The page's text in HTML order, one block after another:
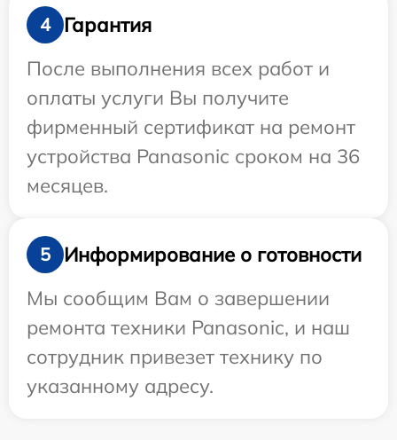
4
Гарантия
После выполнения всех работ и
оплаты услуги Вы получите
фирменный сертификат на ремонт
устройства Panasonic сроком на 36
месяцев.
5
Информирование о готовности
Мы сообщим Вам о завершении
ремонта техники Panasonic, и наш
сотрудник привезет технику по
указанному адресу.